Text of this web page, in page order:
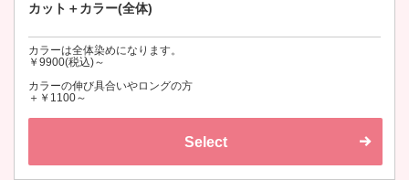
カット＋カラー(全体)
カラーは全体染めになります。
￥9900(税込)～
カラーの伸び具合いやロングの方
＋￥1100～
Select